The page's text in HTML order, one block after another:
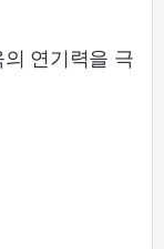
연기력을 극